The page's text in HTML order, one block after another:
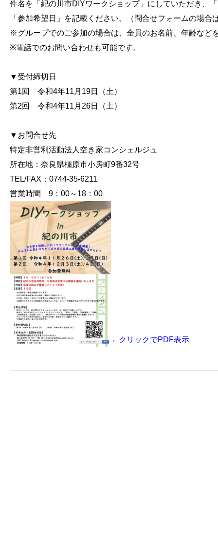
件名を「紀の川市DIYワークショップ」にしていただき、
「参加希望日」を記載ください。（問合せフォームの場合
※グループでのご参加の場合は、全員のお名前、年齢など
※電話でのお問い合わせも可能です。
▼受付締切日
第1回 令和4年11月19日（土）
第2回 令和4年11月26日（土）
▼お問合せ先
特定非営利活動法人空き家コンシェルジュ
所在地：奈良県橿原市小房町9番32号
TEL/FAX：0744-35-6211
営業時間 9：00～18：00
←クリックでPDF表示